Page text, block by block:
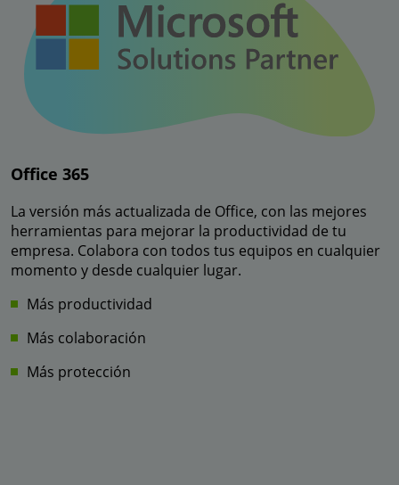
Office 365
La versión más actualizada de Office, con las mejores
herramientas para mejorar la productividad de tu
empresa. Colabora con todos tus equipos en cualquier
momento y desde cualquier lugar.
Más productividad
Más colaboración
Más protección